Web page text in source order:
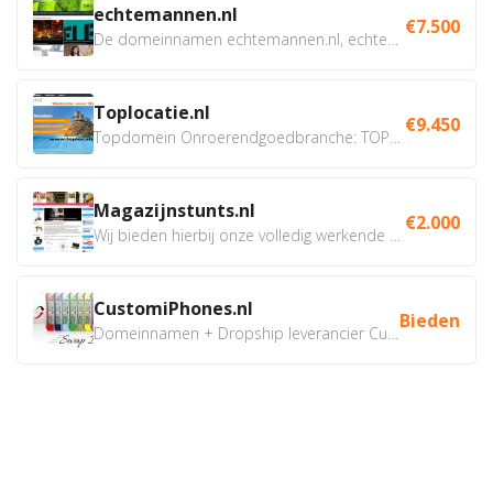
echtemannen.nl €7.500
Toplocatie.nl €9.450
Magazijnstunts.nl €2.000
CustomiPhones.nl Bieden